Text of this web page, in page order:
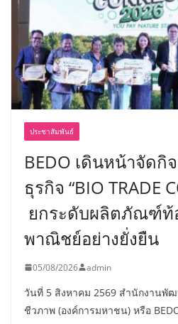
ประชาสัมพันธ์
BEDO เดินหน้าจัดกิ
ธุรกิจ “BIO TRADE
ยกระดับผลิตภัณฑ์ท้
พาณิชย์อย่างยั่งยืน
05/08/2026 admin
วันที่ 5 สิงหาคม 2569 สำนักงานพั
ชีวภาพ (องค์การมหาชน) หรือ